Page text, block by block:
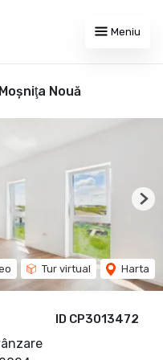
Meniu
Nouă
ID CP3013472
Tur virtual Harta